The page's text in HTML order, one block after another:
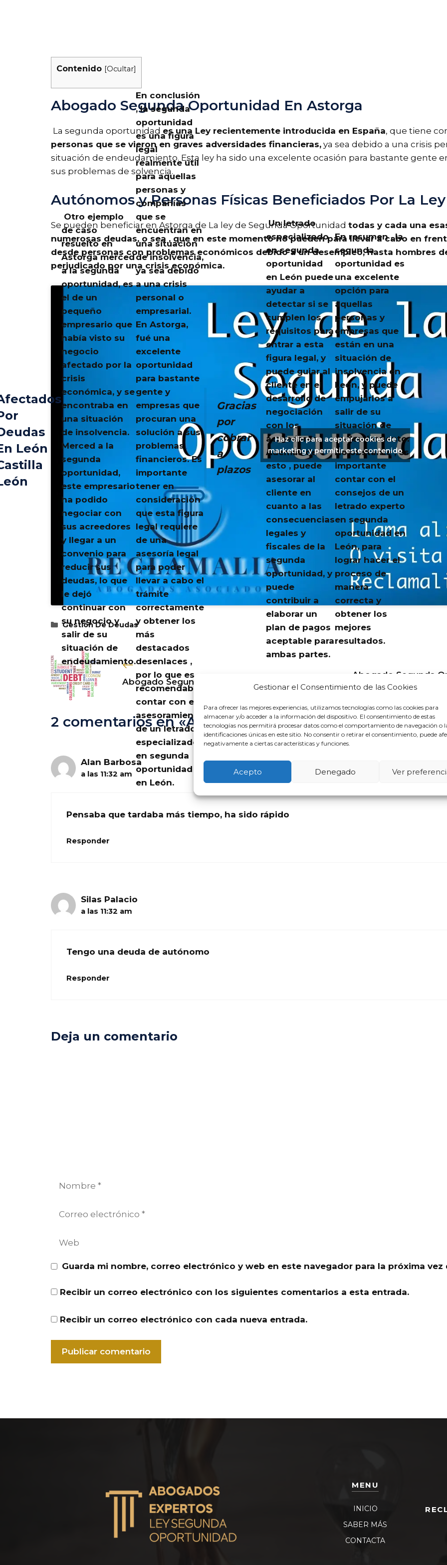
Gestionar el Consentimiento de las Cookies
Para ofrecer las mejores experiencias, utilizamos tecnologías como las cookies para
almacenar y/o acceder a la información del dispositivo. El consentimiento de estas
tecnologías nos permitirá procesar datos como el comportamiento de navegación o
identificaciones únicas en este sitio. No consentir o retirar el consentimiento, puede
negativamente a ciertas características y funciones.
Acepto Denegado Ver
Contenido [Ocultar]
Abogado Segunda Oportunidad En Astorga
La segunda oportunidad es una Ley recientemente introducida en España, que tiene
personas que se vieron en graves adversidades financieras, ya sea debido a una crisis
situación de endeudamiento. Esta ley ha sido una excelente ocasión para bastante gente
sus problemas de solvencia.
Autónomos y Personas Físicas Beneficiados Por La
Se pueden beneficiar en Astorga de La ley de Segunda Oportunidad todas y cada una
numerosas deudas, o sea , que en este momento no pueden para llevar a cabo en
desde personas con problemas económicos debido a un desempleo, hasta hombres
perjudicado por una crisis económica.
León
Otro ejemplo
de caso
resuelto en
Astorga merced
a la segunda
oportunidad, es
el de un
pequeño
empresario que
había visto su
negocio
afectado por la
crisis
económica, y se
encontraba en
una situación
de insolvencia.
Merced a la
segunda
oportunidad,
este empresario
ha podido
negociar con
sus acreedores
y llegar a un
convenio para
reducir sus
deudas, lo que
le dejó
continuar con
su negocio y
salir de su
situación de
endeudamiento.
En conclusión
, la segunda
oportunidad
es una figura
legal
realmente útil
para aquellas
personas y
compañías
que se
encuentran en
una situación
de insolvencia,
ya sea debido
a una crisis
personal o
empresarial.
En Astorga,
fué una
excelente
oportunidad
para bastante
gente y
empresas que
procuran una
solución a sus
problemas
financieros. Es
importante
tener en
consideración
que esta figura
legal requiere
de una
asesoría legal
para poder
llevar a cabo el
trámite
correctamente
y obtener los
más
destacados
desenlaces ,
por lo que es
recomendable
contar con el
asesoramiento
de un letrado
especializado
en segunda
oportunidad
en León.
Gracias
por
cobrar
a
plazos
Un letrado
especializado
en segunda
oportunidad
en León puede
ayudar a
detectar si se
cumplen los
requisitos para
entrar a esta
figura legal, y
puede guiar al
cliente en el
desarrollo de
negociación
con los
acreedores.
Además de
esto , puede
asesorar al
cliente en
cuanto a las
consecuencias
legales y
fiscales de la
segunda
oportunidad, y
puede
contribuir a
elaborar un
plan de pagos
aceptable para
ambas partes.
En resumen , la
segunda
oportunidad es
una excelente
opción para
aquellas
personas y
empresas que
están en una
situación de
insolvencia en
León, y puede
empujarlos a
salir de su
situación de
endeudamiento.
No obstante , es
importante
contar con el
consejos de un
letrado experto
en segunda
oportunidad en
León, para
lograr hacer el
proceso de
manera
correcta y
obtener los
mejores
resultados.
Haz clic para aceptar cookies de
marketing y permitir este contenido
Categorías
Gestión De Deudas
Abogado Segunda Oportunidad En Baiona
Abogado Segunda
2 comentarios en «Abogado Segunda Oportunidad En
Alan Barbosa
a las 11:32 am
Pensaba que tardaba más tiempo, ha sido rápido
Responder
Silas Palacio
a las 11:32 am
Tengo una deuda de autónomo
Responder
Deja un comentario
Nombre
Guarda mi nombre, correo electrónico y web en este navegador para la próxima vez
Recibir un correo electrónico con los siguientes comentarios a esta entrada.
Recibir un correo electrónico con cada nueva entrada.
MENU
INICIO
SABER MÁS
CONTACTA